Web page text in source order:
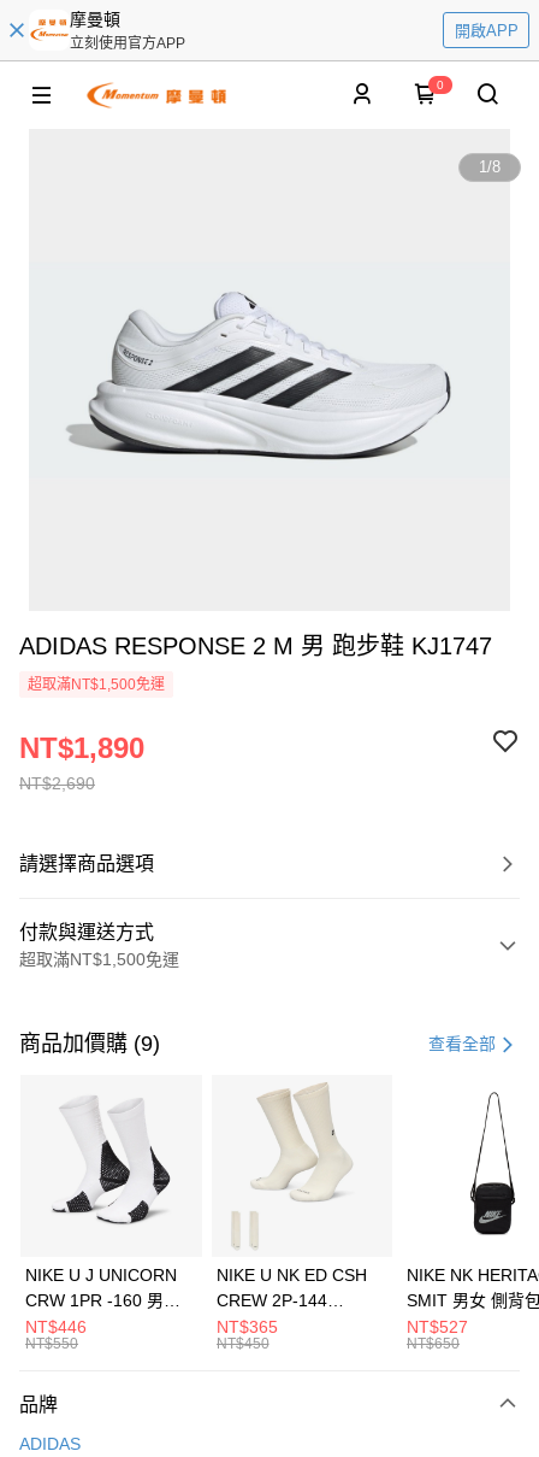
摩曼頓
立刻使用官方APP
開啟APP
0
1/8
ADIDAS RESPONSE 2 M 男 跑步鞋 KJ1747
超取滿NT$1,500免運
NT$2,690
NT$1,890
請選擇商品選項
付款與運送方式
超取滿NT$1,500免運
信用卡一次付款
3 期 0 利率 每期 21家銀行
合作金庫商業銀行
第一商業銀行
華南商業銀行
彰化商業銀行
上海商業儲蓄銀行
元大商業銀行
台灣樂天信用卡公司
Apple Pay
全盈+PAY
AFTEE先享後付
【關於「AFTEE先享後付」】
便利好安心！
運送方式
商品加價購 (9) 查看全部
NIKE U J UNICORN
CRW 1PR -160 男女
中統襪 FZ3393100
NT$446
NT$550
NIKE U NK ED CSH
CREW 2P-144
EMBRDY 男女 短統襪
FZ3073133
NT$365
NT$450
NIKE NK
SMIT 男女 側背
BA5871010
NT$527
NT$650
品牌
ADIDAS